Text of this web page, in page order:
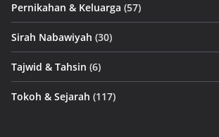
Pernikahan & Keluarga (57)
Sirah Nabawiyah (30)
Tajwid & Tahsin (6)
Tokoh & Sejarah (117)